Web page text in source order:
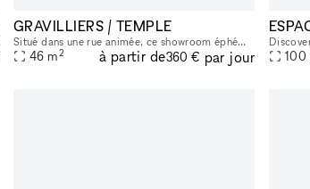
GRAVILLIERS / TEMPLE
Situé dans une rue animée, ce showroom éphémère offre une grande affluence de clients potentiels, idéal pour les professionnels de la mode et du retail. Sa polyvalence en fait l'endroit parfait pour
46 m2 à partir de360 € par jour 100